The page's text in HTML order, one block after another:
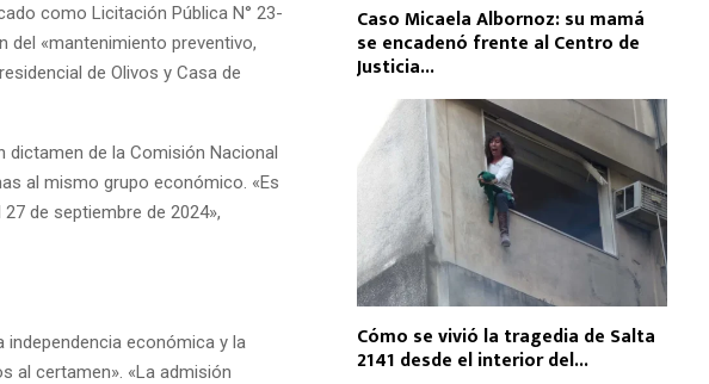
como Licitación Pública N° 23-
del «mantenimiento preventivo,
de Olivos y Casa de
dictamen de la Comisión Nacional
al mismo grupo económico. «Es
de septiembre de 2024»,
independencia económica y la
al certamen». «La admisión
Caso Micaela Albornoz: su mamá
se encadenó frente al Centro de
Justicia...
Cómo se vivió la tragedia de Salta
2141 desde el interior del...